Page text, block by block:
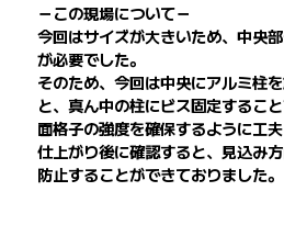
－この現場について－
今回はサイズが大きいため、中央
が必要でした。
そのため、今回は中央にアルミ柱
と、真ん中の柱にビス固定すること
面格子の強度を確保するように工夫
仕上がり後に確認すると、見込み
防止することができておりました。